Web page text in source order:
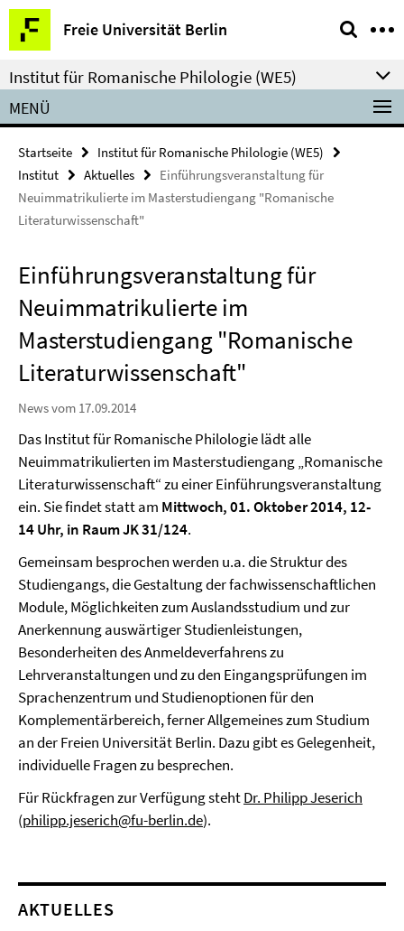
Springe
direkt
zu
Inhalt
Freie Universität Berlin
Service-
Navigation
Institut für Romanische Philologie (WE5)
MENÜ
Startseite
Institut für Romanische Philologie (WE5)
Institut
Aktuelles
Einführungsveranstaltung für
Neuimmatrikulierte im Masterstudiengang "Romanische
Literaturwissenschaft"
Einführungsveranstaltung für
Neuimmatrikulierte im
Masterstudiengang "Romanische
Literaturwissenschaft"
News vom 17.09.2014
Das Institut für Romanische Philologie lädt alle
Neuimmatrikulierten im Masterstudiengang „Romanische
Literaturwissenschaft“ zu einer Einführungsveranstaltung
ein. Sie findet statt am Mittwoch, 01. Oktober 2014, 12-
14 Uhr, in Raum JK 31/124.
Gemeinsam besprochen werden u.a. die Struktur des
Studiengangs, die Gestaltung der fachwissenschaftlichen
Module, Möglichkeiten zum Auslandsstudium und zur
Anerkennung auswärtiger Studienleistungen,
Besonderheiten des Anmeldeverfahrens zu
Lehrveranstaltungen und zu den Eingangsprüfungen im
Sprachenzentrum und Studienoptionen für den
Komplementärbereich, ferner Allgemeines zum Studium
an der Freien Universität Berlin. Dazu gibt es Gelegenheit,
individuelle Fragen zu besprechen.
Für Rückfragen zur Verfügung stehtDr. Philipp Jeserich
(philipp.jeserich@fu-berlin.de).
AKTUELLES